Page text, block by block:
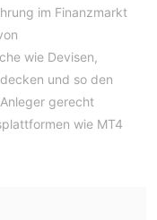
im Finanzmarkt
wie Devisen,
und so den
gerecht
wie MT4
Kontoeröffnung,